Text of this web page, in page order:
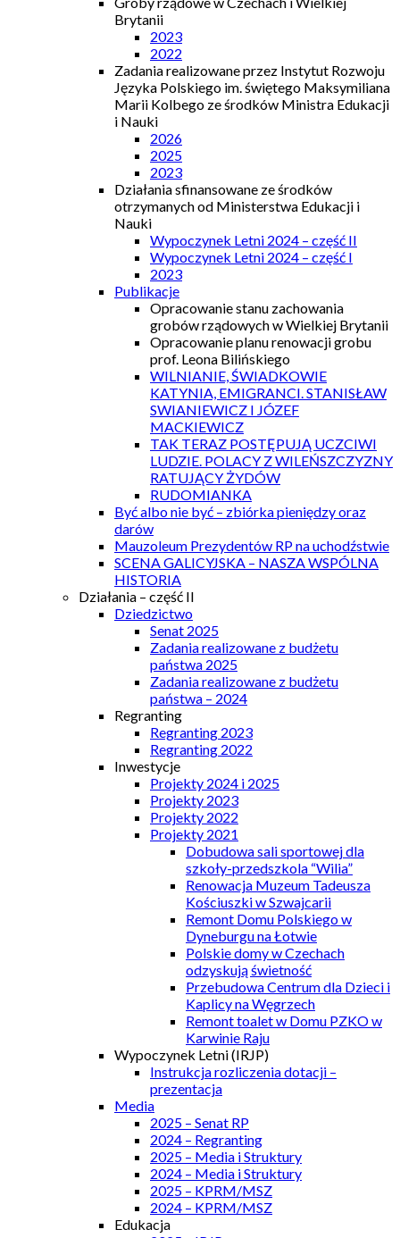
Brytanii
2023
2022
Zadania realizowane przez Instytut Rozwoju
Języka Polskiego im. świętego Maksymiliana
Marii Kolbego ze środków Ministra Edukacji
i Nauki
2026
2025
2023
Działania sfinansowane ze środków
otrzymanych od Ministerstwa Edukacji i
Nauki
Wypoczynek Letni 2024 – część II
Wypoczynek Letni 2024 – część I
2023
Publikacje
Opracowanie stanu zachowania
grobów rządowych w Wielkiej Brytanii
Opracowanie planu renowacji grobu
prof. Leona Bilińskiego
WILNIANIE, ŚWIADKOWIE
KATYNIA, EMIGRANCI. STANISŁAW
SWIANIEWICZ I JÓZEF
MACKIEWICZ
TAK TERAZ POSTĘPUJĄ UCZCIWI
LUDZIE. POLACY Z WILEŃSZCZYZNY
RATUJĄCY ŻYDÓW
RUDOMIANKA
Być albo nie być – zbiórka pieniędzy oraz
darów
Mauzoleum Prezydentów RP na uchodźstwie
SCENA GALICYJSKA – NASZA WSPÓLNA
HISTORIA
Działania – część II
Dziedzictwo
Senat 2025
Zadania realizowane z budżetu
państwa 2025
Zadania realizowane z budżetu
państwa – 2024
Regranting
Regranting 2023
Regranting 2022
Inwestycje
Projekty 2024 i 2025
Projekty 2023
Projekty 2022
Projekty 2021
Dobudowa sali sportowej dla
szkoły-przedszkola “Wilia”
Renowacja Muzeum Tadeusza
Kościuszki w Szwajcarii
Remont Domu Polskiego w
Dyneburgu na Łotwie
Polskie domy w Czechach
odzyskują świetność
Przebudowa Centrum dla Dzieci i
Kaplicy na Węgrzech
Remont toalet w Domu PZKO w
Karwinie Raju
Wypoczynek Letni (IRJP)
Instrukcja rozliczenia dotacji –
prezentacja
Media
2025 – Senat RP
2024 – Regranting
2025 – Media i Struktury
2024 – Media i Struktury
2025 – KPRM/MSZ
2024 – KPRM/MSZ
Edukacja